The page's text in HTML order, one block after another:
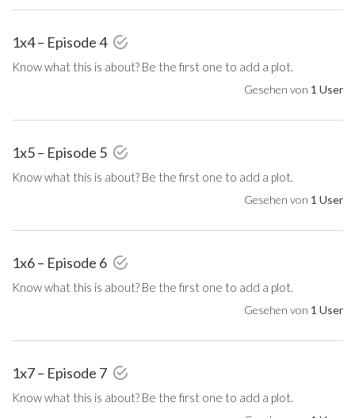
1x4 – Episode 4
Know what this is about? Be the first one to add a plot.
Gesehen von 1 User
1x5 – Episode 5
Know what this is about? Be the first one to add a plot.
Gesehen von 1 User
1x6 – Episode 6
Know what this is about? Be the first one to add a plot.
Gesehen von 1 User
1x7 – Episode 7
Know what this is about? Be the first one to add a plot.